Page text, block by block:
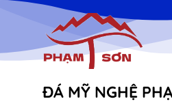
ĐÁ MỸ NGHỆ